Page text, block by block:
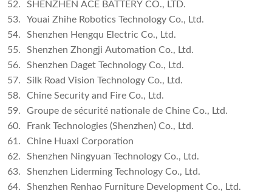
52.
SHENZHEN ACE BATTERY CO., LTD.
53.
Youai Zhihe Robotics Technology Co., Ltd.
54.
Shenzhen Hengqu Electric Co., Ltd.
55.
Shenzhen Zhongji Automation Co., Ltd.
56.
Shenzhen Daget Technology Co., Ltd.
57.
Silk Road Vision Technology Co., Ltd.
58.
Chine Security and Fire Co., Ltd.
59.
Groupe de sécurité nationale de Chine Co., Ltd.
60.
Frank Technologies (Shenzhen) Co., Ltd.
61.
Chine Huaxi Corporation
62.
Shenzhen Ningyuan Technology Co., Ltd.
63.
Shenzhen Liderming Technology Co., Ltd.
64.
Shenzhen Renhao Furniture Development Co., Ltd.